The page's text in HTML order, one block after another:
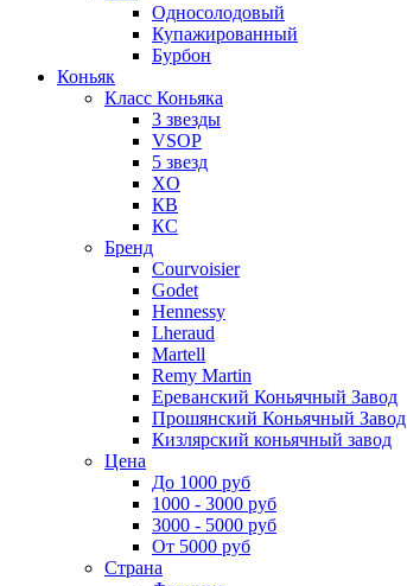
Односолодовый
Купажированный
Бурбон
Коньяк
Класс Коньяка
3 звезды
VSOP
5 звезд
XO
КВ
КС
Бренд
Courvoisier
Godet
Hennessy
Lheraud
Martell
Remy Martin
Ереванский Коньячный Завод
Прошянский Коньячный Завод
Кизлярский коньячный завод
Цена
До 1000 руб
1000 - 3000 руб
3000 - 5000 руб
От 5000 руб
Страна